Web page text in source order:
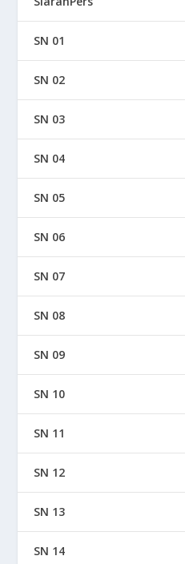
SN 01
SN 02
SN 03
SN 04
SN 05
SN 06
SN 07
SN 08
SN 09
SN 10
SN 11
SN 12
SN 13
SN 14